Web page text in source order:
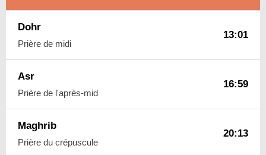
Dohr
Prière de midi
13:01
Asr
Prière de l'après-mid
16:59
Maghrib
Prière du crépuscule
20:13